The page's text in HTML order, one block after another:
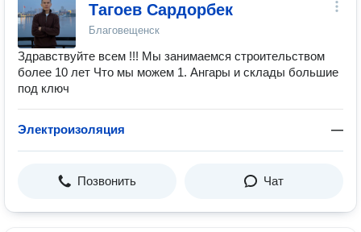
Тагоев Сардорбек
Благовещенск
Здравствуйте всем !!! Мы занимаемся строительством
более 10 лет Что мы можем 1. Ангары и склады большие
под ключ
Электроизоляция —
Позвонить Чат